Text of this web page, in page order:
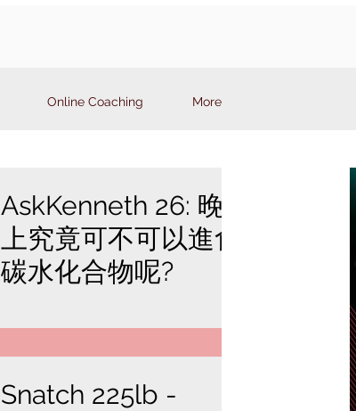
Online Coaching More
AskKenneth 26: 晚
上究竟可不可以進食
碳水化合物呢?
Snatch 225lb -